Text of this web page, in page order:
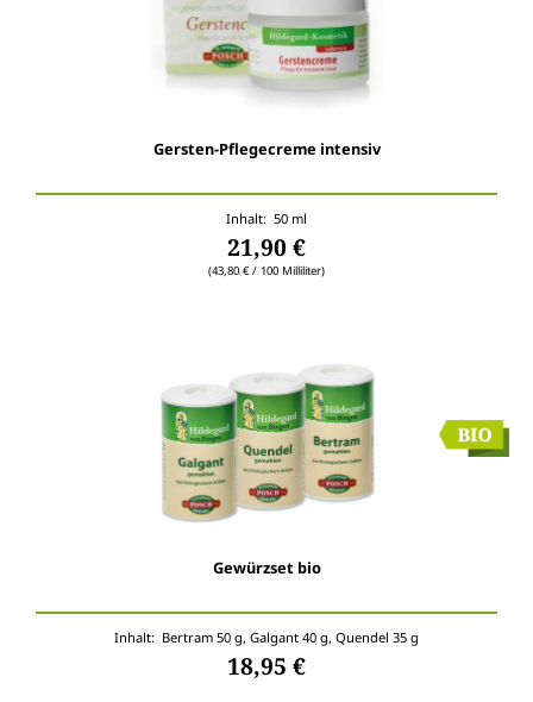
Gersten-Pflegecreme intensiv
Inhalt: 50 ml
21,90 €
(43,80 € / 100 Milliliter)
Gewürzset bio
Inhalt: Bertram 50 g, Galgant 40 g, Quendel 35 g
18,95 €